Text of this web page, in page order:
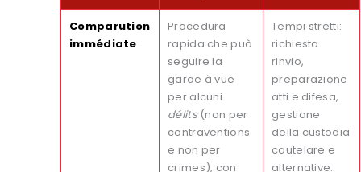
Comparution
immédiate
Procedura
rapida che può
seguire la
garde à vue
per alcuni
délits(non per
contraventions
e non per
crimes), con
Tempi stretti:
richiesta
rinvio,
preparazione
atti e difesa,
gestione
della custodia
cautelare e
alternative.